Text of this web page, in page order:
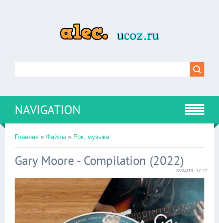
NAVIGATION
Главная » Файлы » Рок, музыка
Gary Moore - Compilation (2022)
22/04/19, 17:27